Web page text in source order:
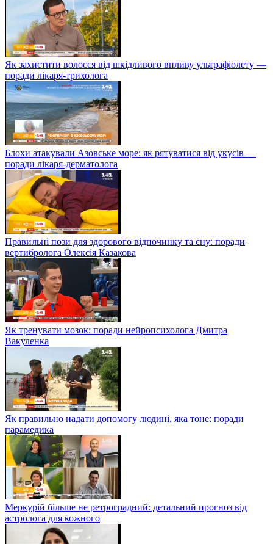
Як захистити волосся від шкідливого впливу ультрафіолету —
поради лікаря-трихолога
Блохи атакували Азовське море: як рятуватися від укусів —
поради лікаря-дерматолога
Правильні пози для здорового відпочинку та сну: поради
вертибролога Олексія Казакова
Як тренувати мозок: поради нейропсихолога Дмитра
Вакуленка
Як правильно надати допомогу людині, яка тоне: поради
парамедика
Меркурій більше не ретроградний: детальний прогноз від
астролога для кожного